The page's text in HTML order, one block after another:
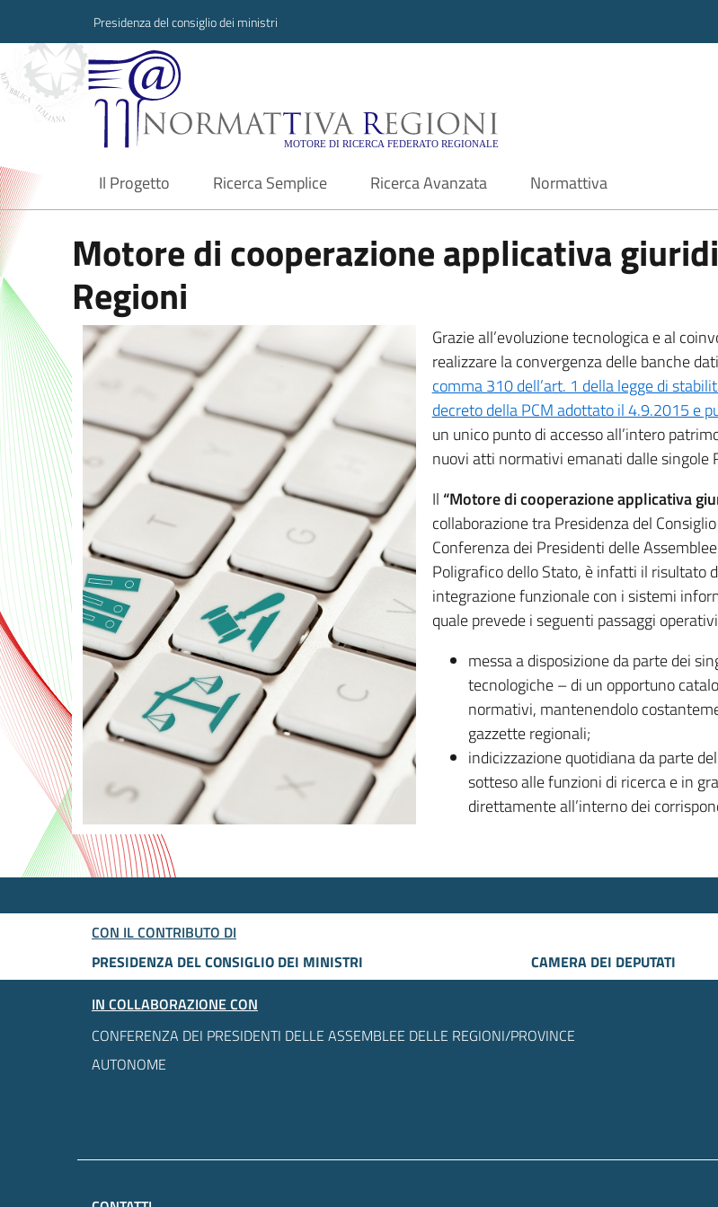
Presidenza del consiglio dei ministri
Normattiva Regioni - Motore di
Il Progetto
current Ricerca Semplice Ricerca Avanzata Normattiva
Motore di cooperazione applicativa
Regioni
Grazie all’evoluzione tecnologica e al
realizzare la convergenza delle banche
comma 310 dell’art. 1 della legge di
decreto della PCM adottato il 4.9.2015 e
un unico punto di accesso all’intero
nuovi atti normativi emanati dalle singole
Il “Motore di cooperazione applicativa
collaborazione tra Presidenza del
Conferenza dei Presidenti delle
Poligrafico dello Stato, è infatti il risultato
integrazione funzionale con i sistemi
quale prevede i seguenti passaggi
messa a disposizione da parte dei
tecnologiche – di un opportuno
normativi, mantenendolo
gazzette regionali;
indicizzazione quotidiana da parte
sotteso alle funzioni di ricerca e in
direttamente all’interno dei
CON IL CONTRIBUTO DI
PRESIDENZA DEL CONSIGLIO DEI MINISTRI
CAMERA DEI DEPUTATI
IN COLLABORAZIONE CON
CONFERENZA DEI PRESIDENTI DELLE ASSEMBLEE DELLE REGIONI/PROVINCE
AUTONOME